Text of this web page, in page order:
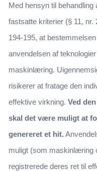
Med hensyn til
fastsatte kriterier (§ 11,
194-195, at
anvendelsen af
maskinlæring.
risikerer at fratage den
effektive virkning. Ved
skal det være muligt at
genereret et hit.
muligt (som maskinlæring
registrerede deres ret til